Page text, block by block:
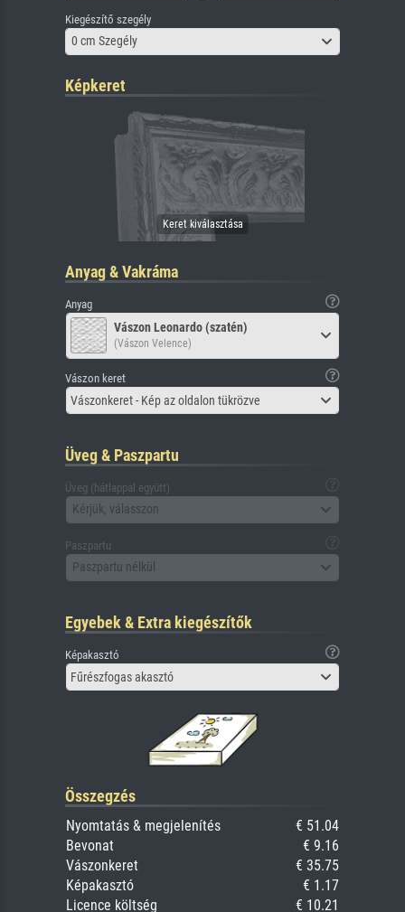
Kiegészítő szegély
0 cm Szegély
Képkeret
Anyag & Vakráma
Anyag
Vászon Leonardo (szatén)
(Vászon Velence)
Vászon keret
Vászonkeret - Kép az oldalon tükrözve
Üveg & Paszpartu
Üveg (hátlappal együtt)
Kérjük, válasszon
Paszpartu
Paszpartu nélkül
Egyebek & Extra kiegészítők
Képakasztó
Fűrészfogas akasztó
Összegzés
Nyomtatás & megjelenítés
€ 51.04
Bevonat
€ 9.16
Vászonkeret
€ 35.75
Képakasztó
€ 1.17
Licence költség
€ 10.21